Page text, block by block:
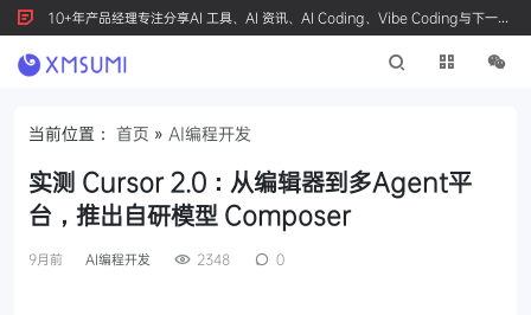
10+年产品经理专注分享AI 工具、AI 资讯、AI Coding、Vibe Coding与下一代
产品创新，按 Ctrl+D 收藏我们
当前位置： 首页 » AI编程开发
实测 Cursor 2.0：从编辑器到多Agent平
台，推出自研模型 Composer
9月前 AI编程开发 2348 0